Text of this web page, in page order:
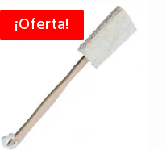
era:
18,50 €.
es:
15,75 €.
¡Oferta!